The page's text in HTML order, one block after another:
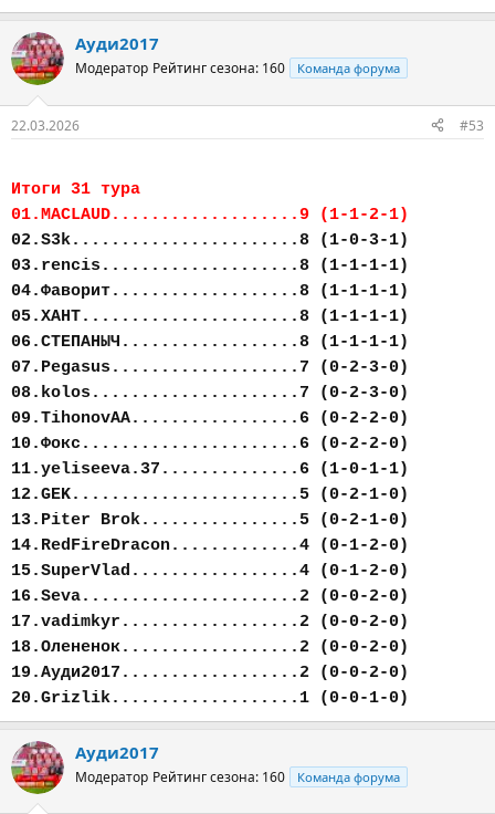
Ауди2017
Модератор Рейтинг сезона: 160 Команда форума
22.03.2026 #53
Итоги 31 тура
01.MACLAUD...................9 (1-1-2-1)
02.S3k.......................8 (1-0-3-1)
03.rencis....................8 (1-1-1-1)
04.Фаворит...................8 (1-1-1-1)
05.ХАНТ......................8 (1-1-1-1)
06.СТЕПАНЫЧ..................8 (1-1-1-1)
07.Pegasus...................7 (0-2-3-0)
08.kolos.....................7 (0-2-3-0)
09.TihonovAA.................6 (0-2-2-0)
10.Фокс......................6 (0-2-2-0)
11.yeliseeva.37..............6 (1-0-1-1)
12.GEK.......................5 (0-2-1-0)
13.Piter Brok................5 (0-2-1-0)
14.RedFireDracon.............4 (0-1-2-0)
15.SuperVlad.................4 (0-1-2-0)
16.Seva......................2 (0-0-2-0)
17.vadimkyr..................2 (0-0-2-0)
18.Олененок..................2 (0-0-2-0)
19.Ауди2017..................2 (0-0-2-0)
20.Grizlik...................1 (0-0-1-0)
Ауди2017
Модератор Рейтинг сезона: 160 Команда форума